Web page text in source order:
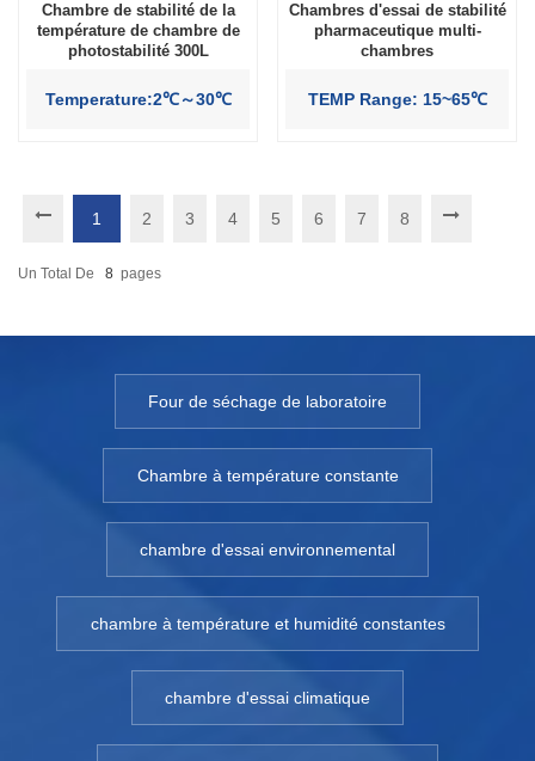
Chambre de stabilité de la
température de chambre de
photostabilité 300L
Temperature:2℃～30℃
Chambres d'essai de stabilité
pharmaceutique multi-
chambres
TEMP Range: 15~65℃
1 2 3 4 5 6 7 8
Un Total De 8 Pages
Four de séchage de laboratoire
Chambre à température constante
chambre d'essai environnemental
chambre à température et humidité constantes
chambre d'essai climatique